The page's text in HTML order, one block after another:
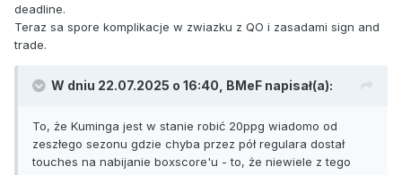
deadline.
Teraz sa spore komplikacje w zwiazku z QO i zasadami sign and
trade.
W dniu 22.07.2025 o 16:40, BMeF napisał(a):
To, że Kuminga jest w stanie robić 20ppg wiadomo od
zeszłego sezonu gdzie chyba przez pół regulara dostał
touches na nabijanie boxscore'u - to, że niewiele z tego